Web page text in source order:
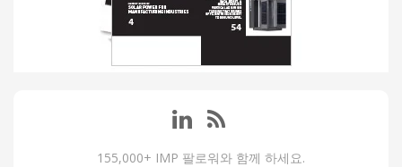
155,000+ IMP 팔로워와 함께 하세요.